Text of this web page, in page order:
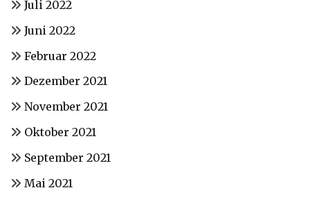
Juli 2022
Juni 2022
Februar 2022
Dezember 2021
November 2021
Oktober 2021
September 2021
Mai 2021